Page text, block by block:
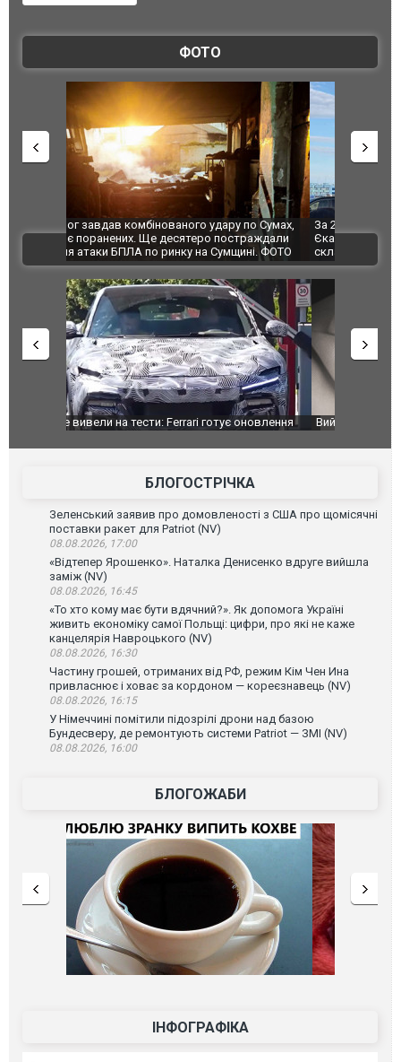
ФОТО
За 2000 кілометрів від кордону з Україною: в
Єкатеринбурзі після атаки дронів загорівся
склад Wildberries. ФОТО. ВІДЕО
"Мої
ВІДЕО
Вийшов трейлер нової екранізації легендарного
БЛОГОСТРІЧКА
Зеленський заявив про домовленості з США про щомісячні
поставки ракет для Patriot (NV)
08.08.2026, 17:00
«Відтепер Ярошенко». Наталка Денисенко вдруге вийшла
заміж (NV)
08.08.2026, 16:45
«То хто кому має бути вдячний?». Як допомога Україні
живить економіку самої Польщі: цифри, про які не каже
канцелярія Навроцького (NV)
08.08.2026, 16:30
Частину грошей, отриманих від РФ, режим Кім Чен Ина
привласнює і ховає за кордоном — кореєзнавець (NV)
08.08.2026, 16:15
У Німеччині помітили підозрілі дрони над базою
Бундесверу, де ремонтують системи Patriot — ЗМІ (NV)
08.08.2026, 16:00
БЛОГОЖАБИ
ІНФОГРАФІКА